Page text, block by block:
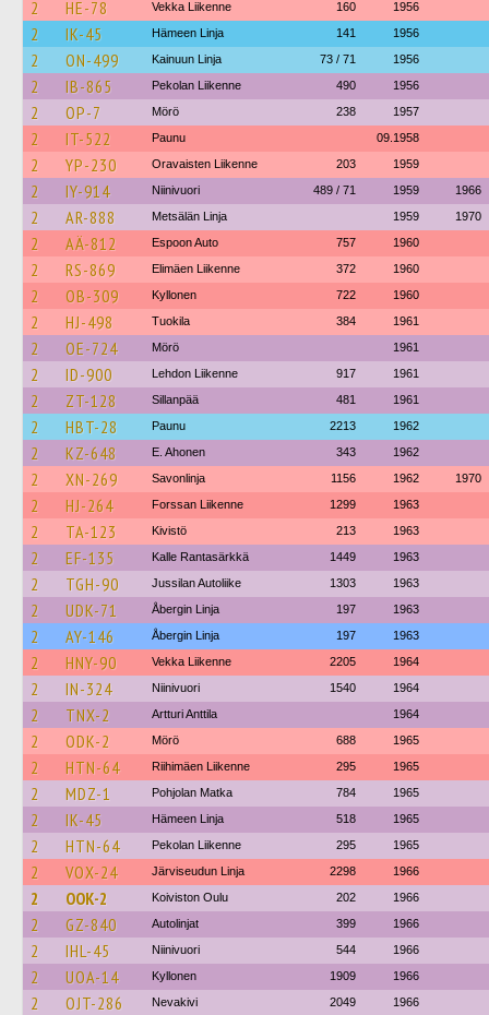
2 HE-78 Vekka Liikenne 160 1956
2 IK-45 Hämeen Linja 141 1956
2 ON-499 Kainuun Linja 73 / 71 1956
2 IB-865 Pekolan Liikenne 490 1956
2 OP-7 Mörö 238 1957
2 IT-522 Paunu 09.1958
2 YP-230 Oravaisten Liikenne 203 1959
2 IY-914 Niinivuori 489 / 71 1959 1966
2 AR-888 Metsälän Linja 1959 1970
2 AÄ-812 Espoon Auto 757 1960
2 RS-869 Elimäen Liikenne 372 1960
2 OB-309 Kyllonen 722 1960
2 HJ-498 Tuokila 384 1961
2 OE-724 Mörö 1961
2 ID-900 Lehdon Liikenne 917 1961
2 ZT-128 Sillanpää 481 1961
2 HBT-28 Paunu 2213 1962
2 KZ-648 E. Ahonen 343 1962
2 XN-269 Savonlinja 1156 1962 1970
2 HJ-264 Forssan Liikenne 1299 1963
2 TA-123 Kivistö 213 1963
2 EF-135 Kalle Rantasärkkä 1449 1963
2 TGH-90 Jussilan Autoliike 1303 1963
2 UDK-71 Åbergin Linja 197 1963
2 AY-146 Åbergin Linja 197 1963
2 HNY-90 Vekka Liikenne 2205 1964
2 IN-324 Niinivuori 1540 1964
2 TNX-2 Artturi Anttila 1964
2 ODK-2 Mörö 688 1965
2 HTN-64 Riihimäen Liikenne 295 1965
2 MDZ-1 Pohjolan Matka 784 1965
2 IK-45 Hämeen Linja 518 1965
2 HTN-64 Pekolan Liikenne 295 1965
2 VOX-24 Järviseudun Linja 2298 1966
2 OOK-2 Koiviston Oulu 202 1966
2 GZ-840 Autolinjat 399 1966
2 IHL-45 Niinivuori 544 1966
2 UOA-14 Kyllonen 1909 1966
2 OJT-286 Nevakivi 2049 1966